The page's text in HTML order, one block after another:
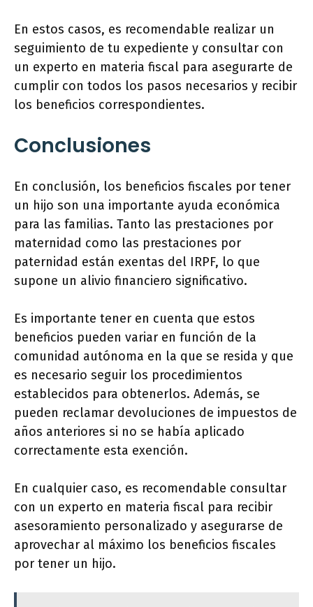
En estos casos, es recomendable realizar un
seguimiento de tu expediente y consultar con
un experto en materia fiscal para asegurarte de
cumplir con todos los pasos necesarios y recibir
los beneficios correspondientes.
Conclusiones
En conclusión, los beneficios fiscales por tener
un hijo son una importante ayuda económica
para las familias. Tanto las prestaciones por
maternidad como las prestaciones por
paternidad están exentas del IRPF, lo que
supone un alivio financiero significativo.
Es importante tener en cuenta que estos
beneficios pueden variar en función de la
comunidad autónoma en la que se resida y que
es necesario seguir los procedimientos
establecidos para obtenerlos. Además, se
pueden reclamar devoluciones de impuestos de
años anteriores si no se había aplicado
correctamente esta exención.
En cualquier caso, es recomendable consultar
con un experto en materia fiscal para recibir
asesoramiento personalizado y asegurarse de
aprovechar al máximo los beneficios fiscales
por tener un hijo.